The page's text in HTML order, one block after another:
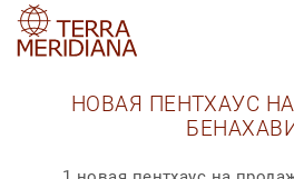
НОВАЯ ПЕНТХАУС